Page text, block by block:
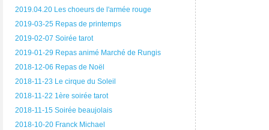
2019.04.20 Les choeurs de l'armée rouge
2019-03-25 Repas de printemps
2019-02-07 Soirée tarot
2019-01-29 Repas animé Marché de Rungis
2018-12-06 Repas de Noël
2018-11-23 Le cirque du Soleil
2018-11-22 1ère soirée tarot
2018-11-15 Soirée beaujolais
2018-10-20 Franck Michael